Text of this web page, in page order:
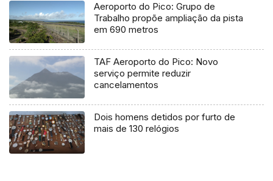
Aeroporto do Pico: Grupo de
Trabalho propõe ampliação da pista
em 690 metros
TAF Aeroporto do Pico: Novo
serviço permite reduzir
cancelamentos
Dois homens detidos por furto de
mais de 130 relógios